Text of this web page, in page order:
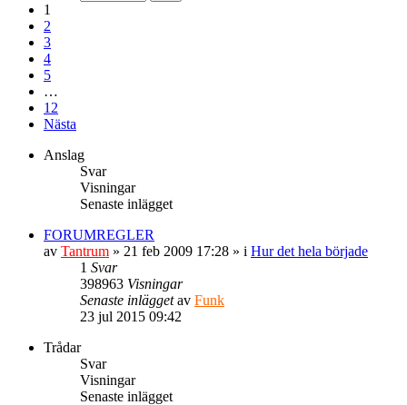
1
2
3
4
5
…
12
Nästa
Anslag
Svar
Visningar
Senaste inlägget
FORUMREGLER
av Tantrum » 21 feb 2009 17:28 » i Hur det hela började
1 Svar
398963 Visningar
Senaste inläggetav Funk
23 jul 2015 09:42
Trådar
Svar
Visningar
Senaste inlägget